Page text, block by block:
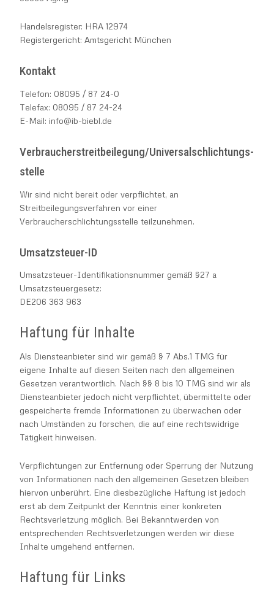
Handelsregister: HRA 12974
Registergericht: Amtsgericht München
Kontakt
Telefon: 08095 / 87 24-0
Telefax: 08095 / 87 24-24
E-Mail: info@ib-biebl.de
Verbraucher­streit­beilegung/Universal­schlichtungs­
stelle
Wir sind nicht bereit oder verpflichtet, an
Streitbeilegungsverfahren vor einer
Verbraucherschlichtungsstelle teilzunehmen.
Umsatzsteuer-ID
Umsatzsteuer-Identifikationsnummer gemäß §27 a
Umsatzsteuergesetz:
DE206 363 963
Haftung für Inhalte
Als Diensteanbieter sind wir gemäß § 7 Abs.1 TMG für
eigene Inhalte auf diesen Seiten nach den allgemeinen
Gesetzen verantwortlich. Nach §§ 8 bis 10 TMG sind wir als
Diensteanbieter jedoch nicht verpflichtet, übermittelte oder
gespeicherte fremde Informationen zu überwachen oder
nach Umständen zu forschen, die auf eine rechtswidrige
Tätigkeit hinweisen.
Verpflichtungen zur Entfernung oder Sperrung der Nutzung
von Informationen nach den allgemeinen Gesetzen bleiben
hiervon unberührt. Eine diesbezügliche Haftung ist jedoch
erst ab dem Zeitpunkt der Kenntnis einer konkreten
Rechtsverletzung möglich. Bei Bekanntwerden von
entsprechenden Rechtsverletzungen werden wir diese
Inhalte umgehend entfernen.
Haftung für Links